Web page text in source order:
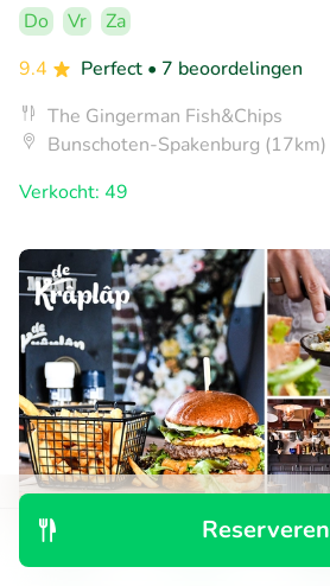
Reserveren
Do Vr
Za
9.4
Perfect • 7 beoordelingen
The Gingerman Fish&Chips
Bunschoten-Spakenburg (17km)
Verkocht: 49